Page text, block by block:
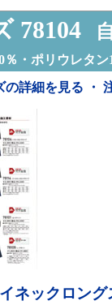
78104
％・ポリウレタン
の詳細を見る ・
ネックロング